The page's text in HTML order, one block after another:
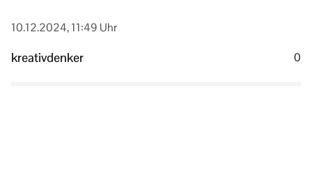
10.12.2024, 11:49 Uhr
kreativdenker 0